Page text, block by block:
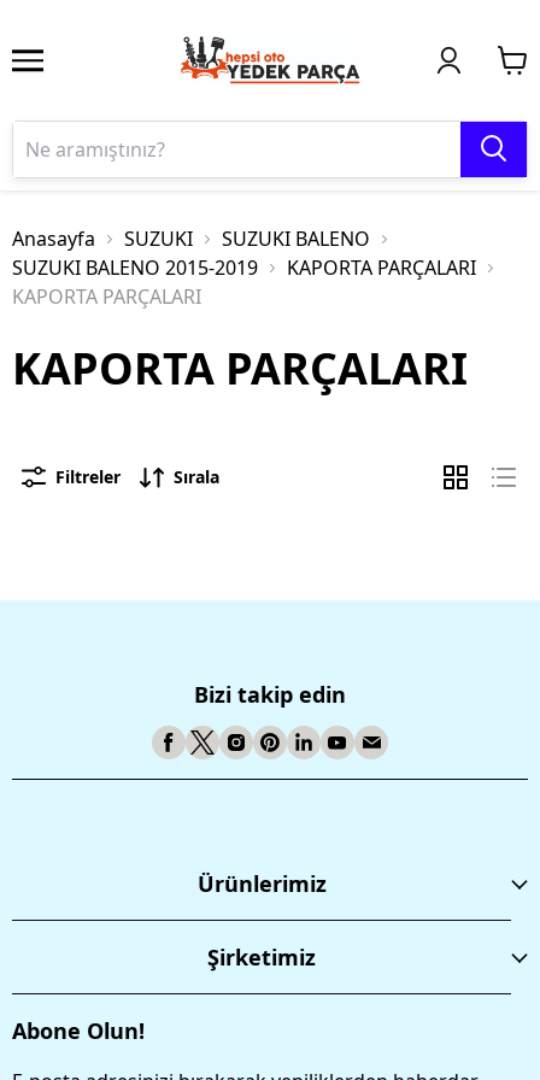
Anasayfa SUZUKI
SUZUKI BALENO
SUZUKI BALENO 2015-2019
KAPORTA PARÇALARI
KAPORTA PARÇALARI
KAPORTA PARÇALARI
Filtreler Sırala
Bizi takip edin
Ürünlerimiz
Şirketimiz
Abone Olun!